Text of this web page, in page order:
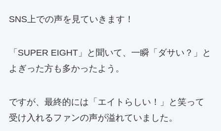
SNS上での声を見ていきます！
「SUPER EIGHT」と聞いて、一瞬「ダサい？」と
よぎった方も多かったよう。
ですが、最終的には「エイトらしい！」と笑って
受け入れるファンの声が溢れていました。